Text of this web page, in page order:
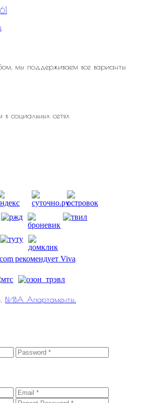
мы поддерживаем все варианты
социальных сетях
ВИВА Апартаменты.